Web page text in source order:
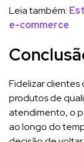
Leia também:
e-commerce
Fidelizar
produtos de
atendimento, o
ao longo do